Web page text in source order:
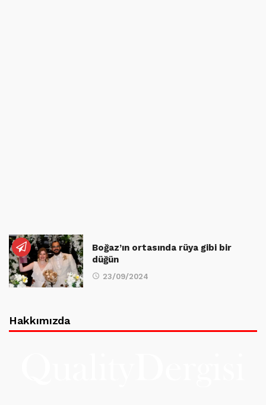
Boğaz’ın ortasında rüya gibi bir
düğün
23/09/2024
Hakkımızda